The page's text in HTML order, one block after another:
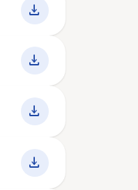
download
download
download
download